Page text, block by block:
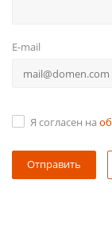
E-mail
Я согласен на